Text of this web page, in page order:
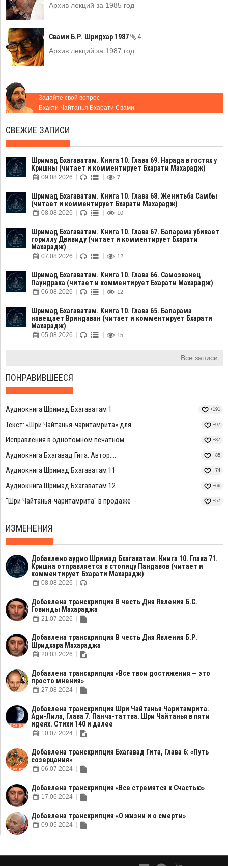
Архив лекций за 1985 год
Свами Б.Р. Шридхар 1987
4
Архив лекций за 1987 год
Задайте свой вопрос
Бхакти Чайтанья Бхарати Свами
СВЕЖИЕ ЗАПИСИ
Шримад Бхагаватам. Книга 10. Глава 69. Нарада в гостях у
Кришны (читает и комментирует Бхарати Махарадж)
09.08.2026 7
Шримад Бхагаватам. Книга 10. Глава 68. Женитьба Самбы
(читает и комментирует Бхарати Махарадж)
08.08.2026 10
Шримад Бхагаватам. Книга 10. Глава 67. Баларама убивает
гориллу Двивиду (читает и комментирует Бхарати
Махарадж)
07.08.2026 12
Шримад Бхагаватам. Книга 10. Глава 66. Самозванец
Паундрака (читает и комментирует Бхарати Махарадж)
06.08.2026 12
Шримад Бхагаватам. Книга 10. Глава 65. Баларама
навещает Вриндаван (читает и комментирует Бхарати
Махарадж)
05.08.2026 15
Все записи
ПОНРАВИВШЕЕСЯ
Аудиокнига Шримад Бхагаватам 1 +191
Текст: «Шри Чайтанья-чаритамрита» для... +97
Исправления в однотомном печатном... +87
Аудиокнига Бхагавад Гита. Автор:... +85
Аудиокнига Шримад Бхагаватам 11 +74
Аудиокнига Шримад Бхагаватам 12 +66
"Шри Чайтанья-чаритамрита" в продаже +57
ИЗМЕНЕНИЯ
Добавлено аудио Шримад Бхагаватам. Книга 10. Глава 71.
Кришна отправляется в столицу Пандавов (читает и
комментирует Бхарати Махарадж)
08.08.2026
Добавлена транскрипция В честь Дня Явления Б.С.
Говинды Махараджа
21.07.2026
Добавлена транскрипция В честь Дня Явления Б.Р.
Шридхара Махараджа
20.03.2026
Добавлена транскрипция «Все твои достижения — это
просто мнения»
27.08.2024
Добавлена транскрипция Шри Чайтанья Чаритамрита.
Ади-Лила, Глава 7. Панча-таттва. Шри Чайтанья в пяти
идеях. Стихи 140 и далее
10.07.2024
Добавлена транскрипция Бхагавад Гита, Глава 6: «Путь
созерцания»
06.07.2024
Добавлена транскрипция «Все стремятся к Счастью»
17.06.2024
Добавлена транскрипция «О жизни и о смерти»
09.05.2024